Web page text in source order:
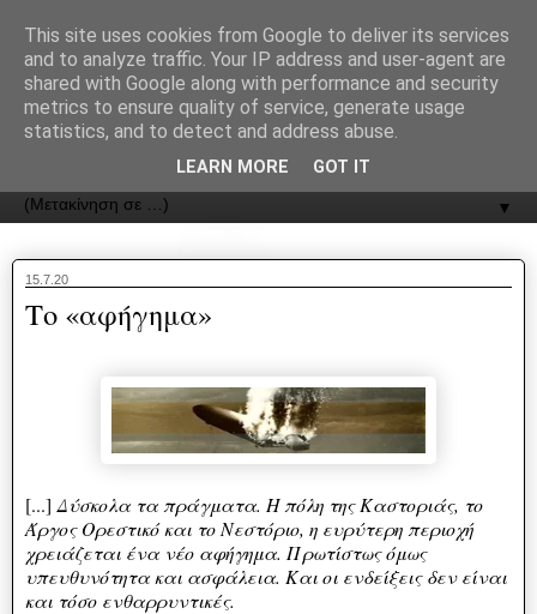
ΟΔΟΣ
▼
15.7.20
Το «αφήγημα»
[...] Δύσκολα τα πράγματα. Η πόλη της Καστοριάς, το
Άργος Ορεστικό και το Νεστόριο, η ευρύτερη περιοχή
χρειάζεται ένα νέο αφήγημα. Πρωτίστως όμως
υπευθυνότητα και ασφάλεια. Και οι ενδείξεις δεν είναι
και τόσο ενθαρρυντικές.
This site uses cookies from Google to deliver its services
and to analyze traffic. Your IP address and user-agent are
shared with Google along with performance and security
metrics to ensure quality of service, generate usage
statistics, and to detect and address abuse.
LEARN MORE GOT IT